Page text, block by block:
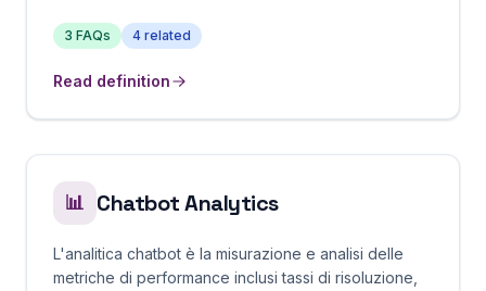
3 FAQs 4 related
Read definition
📊 Chatbot Analytics
L'analitica chatbot è la misurazione e analisi delle
metriche di performance inclusi tassi di risoluzione,